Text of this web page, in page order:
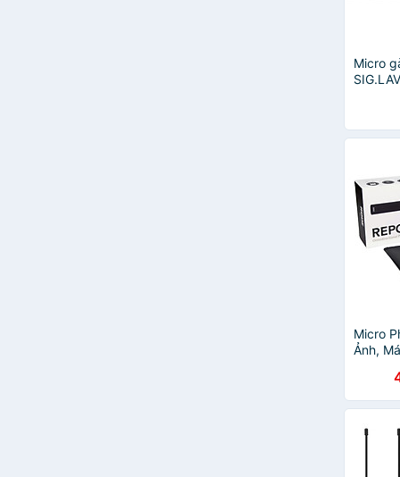
Micro
Micro
Ảnh,